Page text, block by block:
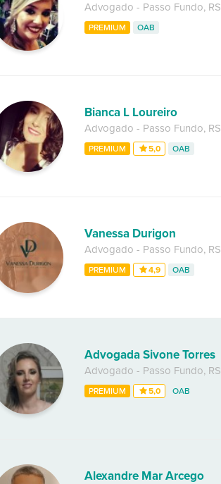
Advogado - Passo Fundo, RS
PREMIUM OAB
Bianca L Loureiro
Advogado - Passo Fundo, RS
PREMIUM 5,0 OAB
Vanessa Durigon
Advogado - Passo Fundo, RS
PREMIUM 4,9 OAB
Advogada Sivone Torres
Advogado - Passo Fundo, RS
PREMIUM 5,0 OAB
Alexandre Mar Arcego